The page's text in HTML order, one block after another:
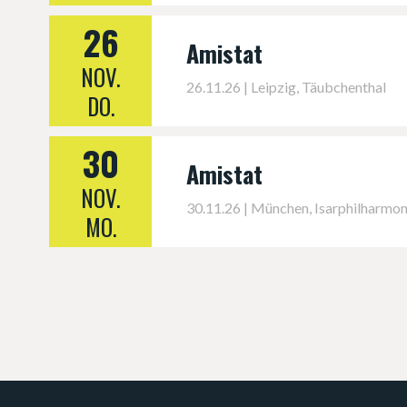
26
NOV.
DO.
Amistat
26.11.26 | Leipzig, Täubchenthal
30
NOV.
MO.
Amistat
30.11.26 | München,